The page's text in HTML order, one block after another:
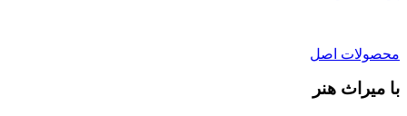
محصولات اصل
با میراث هنر